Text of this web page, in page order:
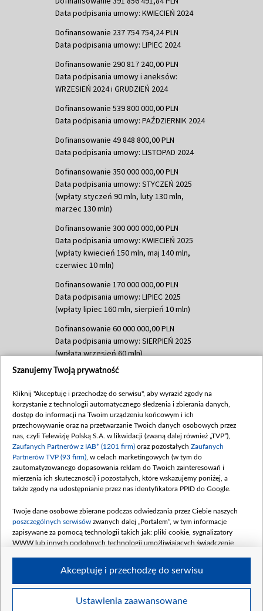
Data podpisania umowy: KWIECIEŃ 2024
Dofinansowanie 237 754 754,24 PLN
Data podpisania umowy: LIPIEC 2024
Dofinansowanie 290 817 240,00 PLN
Data podpisania umowy i aneksów:
WRZESIEŃ 2024 i GRUDZIEŃ 2024
Dofinansowanie 539 800 000,00 PLN
Data podpisania umowy: PAŹDZIERNIK 2024
Dofinansowanie 49 848 800,00 PLN
Data podpisania umowy: LISTOPAD 2024
Dofinansowanie 350 000 000,00 PLN
Data podpisania umowy: STYCZEŃ 2025
(wpłaty styczeń 90 mln, luty 130 mln,
marzec 130 mln)
Dofinansowanie 300 000 000,00 PLN
Data podpisania umowy: KWIECIEŃ 2025
(wpłaty kwiecień 150 mln, maj 140 mln,
czerwiec 10 mln)
Dofinansowanie 170 000 000,00 PLN
Data podpisania umowy: LIPIEC 2025
(wpłaty lipiec 160 mln, sierpień 10 mln)
Dofinansowanie 60 000 000,00 PLN
Data podpisania umowy: SIERPIEŃ 2025
(wpłata wrzesień 60 mln)
Dofinansowanie 635 783 051,21 PLN
(wpłata wrzesień 100 mln, październik 350
mln, listopad 265 mln)
Dofinansowanie 48 862 000,00 PLN
Data podpisania umowy: GRUDZIEŃ 2025
(wpłata grudzień 60,548 mln)
Dofinansowanie 900 000 000,00 PLN
Data podpisania umowy: LUTY 2026 (wpłata
kwiecień 180 mln, 7 maja 180 mln, 8
czerwca 90 mln)
Dofinansowanie 250 000 000,00 PLN
4 sierpnia 250 mln
Szanujemy Twoją prywatność
Kliknij "Akceptuję i przechodzę do serwisu", aby wyrazić zgody na
korzystanie z technologii automatycznego śledzenia i zbierania danych,
dostęp do informacji na Twoim urządzeniu końcowym i ich
przechowywanie oraz na przetwarzanie Twoich danych osobowych przez
nas, czyli Telewizję Polską S.A. w likwidacji (zwaną dalej również „TVP”),
Zaufanych Partnerów z IAB* (1201 firm) oraz pozostałych Zaufanych
Partnerów TVP (93 firm) , w celach marketingowych (w tym do
zautomatyzowanego dopasowania reklam do Twoich zainteresowań i
mierzenia ich skuteczności) i pozostałych, które wskazujemy poniżej, a
także zgody na udostępnianie przez nas identyfikatora PPID do Google.
Twoje dane osobowe zbierane podczas odwiedzania przez Ciebie naszych
poszczególnych serwisów zwanych dalej „Portalem”, w tym informacje
zapisywane za pomocą technologii takich jak: pliki cookie, sygnalizatory
WWW lub innych podobnych technologii umożliwiających świadczenie
Twoje dane osobowe zbierane podczas odwiedzania przez Ciebie
Ustawienia zaawansowane
Akceptuję i przechodzę do serwisu